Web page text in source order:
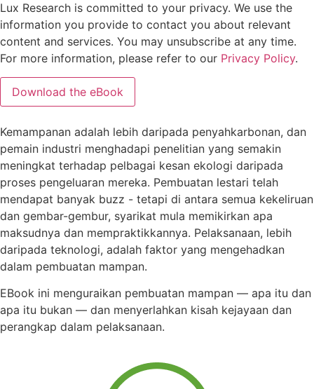
Lux Research is committed to your privacy. We use the
information you provide to contact you about relevant
content and services. You may unsubscribe at any time.
For more information, please refer to our Privacy Policy.
Kemampanan adalah lebih daripada penyahkarbonan, dan
pemain industri menghadapi penelitian yang semakin
meningkat terhadap pelbagai kesan ekologi daripada
proses pengeluaran mereka. Pembuatan lestari telah
mendapat banyak buzz - tetapi di antara semua kekeliruan
dan gembar-gembur, syarikat mula memikirkan apa
maksudnya dan mempraktikkannya. Pelaksanaan, lebih
daripada teknologi, adalah faktor yang mengehadkan
dalam pembuatan mampan.
EBook ini menguraikan pembuatan mampan — apa itu dan
apa itu bukan — dan menyerlahkan kisah kejayaan dan
perangkap dalam pelaksanaan.